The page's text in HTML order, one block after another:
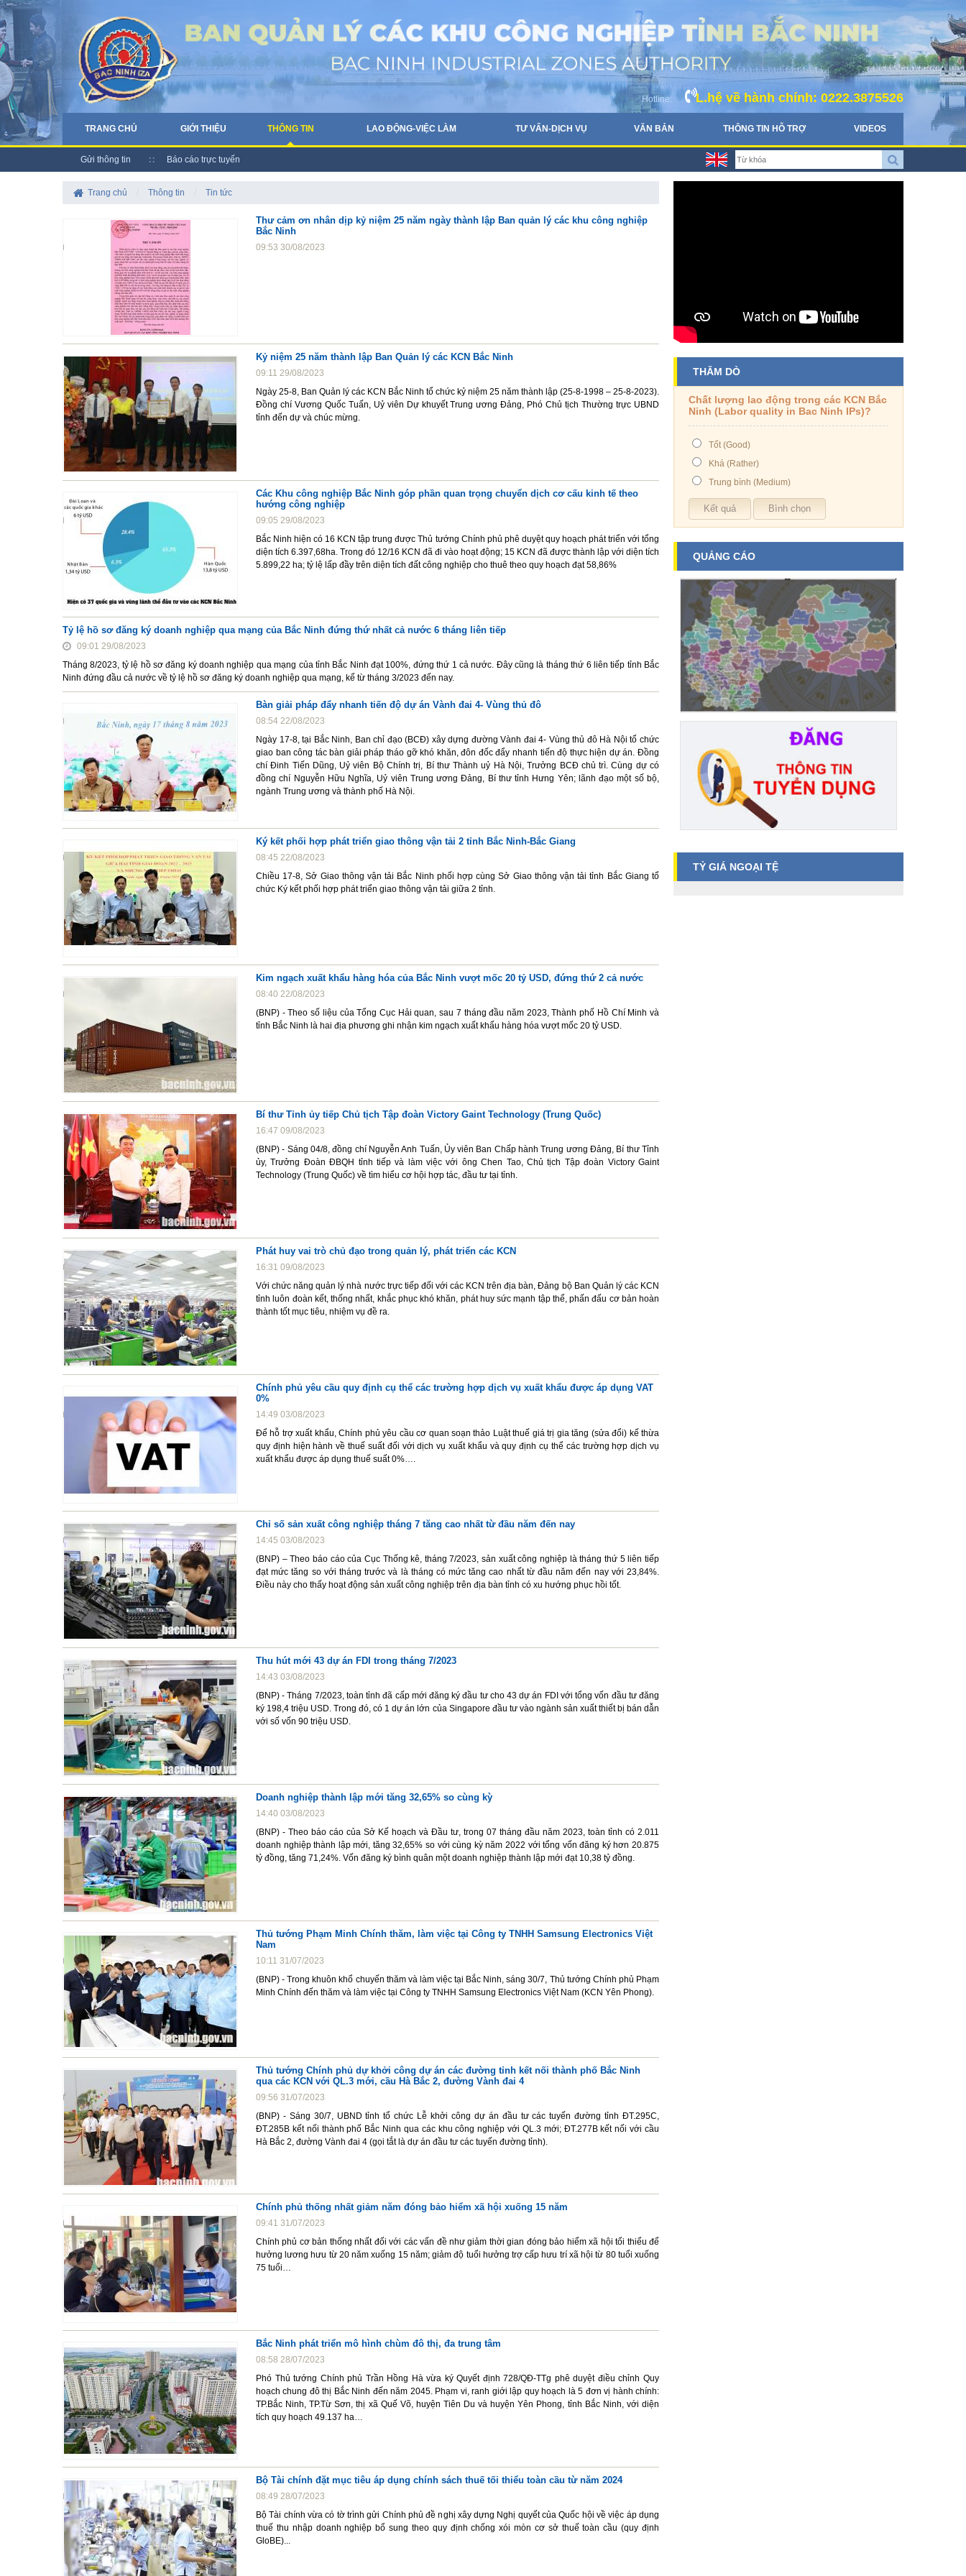
Hotline: L.hệ về hành chính: 0222.3875526
TRANG CHỦ GIỚI THIỆU THÔNG TIN LAO ĐỘNG-VIỆC LÀM TƯ VẤN-DỊCH VỤ VĂN BẢN THÔNG TIN HỖ TRỢ VIDEOS
Gửi thông tin Báo cáo trực tuyến
Trang chủ Thông tin Tin tức
Thư cảm ơn nhân dịp kỷ niệm 25 năm ngày thành lập Ban quản lý các khu công nghiệp
Bắc Ninh
09:53 30/08/2023
Kỷ niệm 25 năm thành lập Ban Quản lý các KCN Bắc Ninh
09:11 29/08/2023
Ngày 25-8, Ban Quản lý các KCN Bắc Ninh tổ chức kỷ niệm 25 năm thành lập (25-8-1998 – 25-8-2023).
Đồng chí Vương Quốc Tuấn, Uỷ viên Dự khuyết Trung ương Đảng, Phó Chủ tịch Thường trực UBND
tỉnh đến dự và chúc mừng.
Các Khu công nghiệp Bắc Ninh góp phần quan trọng chuyển dịch cơ cấu kinh tế theo
hướng công nghiệp
09:05 29/08/2023
Bắc Ninh hiện có 16 KCN tập trung được Thủ tướng Chính phủ phê duyệt quy hoạch phát triển với tổng
diện tích 6.397,68ha. Trong đó 12/16 KCN đã đi vào hoạt động; 15 KCN đã được thành lập với diện tích
5.899,22 ha; tỷ lệ lấp đầy trên diện tích đất công nghiệp cho thuê theo quy hoạch đạt 58,86%
Tỷ lệ hồ sơ đăng ký doanh nghiệp qua mạng của Bắc Ninh đứng thứ nhất cả nước 6 tháng liên tiếp
09:01 29/08/2023
Tháng 8/2023, tỷ lệ hồ sơ đăng ký doanh nghiệp qua mạng của tỉnh Bắc Ninh đạt 100%, đứng thứ 1 cả nước. Đây cũng là tháng thứ 6 liên tiếp tỉnh Bắc
Ninh đứng đầu cả nước về tỷ lệ hồ sơ đăng ký doanh nghiệp qua mạng, kể từ tháng 3/2023 đến nay.
Bàn giải pháp đẩy nhanh tiến độ dự án Vành đai 4- Vùng thủ đô
08:54 22/08/2023
Ngày 17-8, tại Bắc Ninh, Ban chỉ đạo (BCĐ) xây dựng đường Vành đai 4- Vùng thủ đô Hà Nội tổ chức
giao ban công tác bàn giải pháp tháo gỡ khó khăn, đôn đốc đẩy nhanh tiến độ thực hiện dự án. Đồng
chí Đinh Tiến Dũng, Uỷ viên Bộ Chính trị, Bí thư Thành uỷ Hà Nội, Trưởng BCĐ chủ trì. Cùng dự có
đồng chí Nguyễn Hữu Nghĩa, Uỷ viên Trung ương Đảng, Bí thư tỉnh Hưng Yên; lãnh đạo một số bộ,
ngành Trung ương và thành phố Hà Nội.
Ký kết phối hợp phát triển giao thông vận tải 2 tỉnh Bắc Ninh-Bắc Giang
08:45 22/08/2023
Chiều 17-8, Sở Giao thông vận tải Bắc Ninh phối hợp cùng Sở Giao thông vận tải tỉnh Bắc Giang tổ
chức Ký kết phối hợp phát triển giao thông vận tải giữa 2 tỉnh.
Kim ngạch xuất khẩu hàng hóa của Bắc Ninh vượt mốc 20 tỷ USD, đứng thứ 2 cả nước
08:40 22/08/2023
(BNP) - Theo số liệu của Tổng Cục Hải quan, sau 7 tháng đầu năm 2023, Thành phố Hồ Chí Minh và
tỉnh Bắc Ninh là hai địa phương ghi nhận kim ngạch xuất khẩu hàng hóa vượt mốc 20 tỷ USD.
Bí thư Tỉnh ủy tiếp Chủ tịch Tập đoàn Victory Gaint Technology (Trung Quốc)
16:47 09/08/2023
(BNP) - Sáng 04/8, đồng chí Nguyễn Anh Tuấn, Ủy viên Ban Chấp hành Trung ương Đảng, Bí thư Tỉnh
ủy, Trưởng Đoàn ĐBQH tỉnh tiếp và làm việc với ông Chen Tao, Chủ tịch Tập đoàn Victory Gaint
Technology (Trung Quốc) về tìm hiểu cơ hội hợp tác, đầu tư tại tỉnh.
Phát huy vai trò chủ đạo trong quản lý, phát triển các KCN
16:31 09/08/2023
Với chức năng quản lý nhà nước trực tiếp đối với các KCN trên địa bàn, Đảng bộ Ban Quản lý các KCN
tỉnh luôn đoàn kết, thống nhất, khắc phục khó khăn, phát huy sức mạnh tập thể, phấn đấu cơ bản hoàn
thành tốt mục tiêu, nhiệm vụ đề ra.
Chính phủ yêu cầu quy định cụ thể các trường hợp dịch vụ xuất khẩu được áp dụng VAT
0%
14:49 03/08/2023
Để hỗ trợ xuất khẩu, Chính phủ yêu cầu cơ quan soạn thảo Luật thuế giá trị gia tăng (sửa đổi) kế thừa
quy định hiện hành về thuế suất đối với dịch vụ xuất khẩu và quy định cụ thể các trường hợp dịch vụ
xuất khẩu được áp dụng thuế suất 0%….
Chỉ số sản xuất công nghiệp tháng 7 tăng cao nhất từ đầu năm đến nay
14:45 03/08/2023
(BNP) – Theo báo cáo của Cục Thống kê, tháng 7/2023, sản xuất công nghiệp là tháng thứ 5 liên tiếp
đạt mức tăng so với tháng trước và là tháng có mức tăng cao nhất từ đầu năm đến nay với 23,84%.
Điều này cho thấy hoạt động sản xuất công nghiệp trên địa bàn tỉnh có xu hướng phục hồi tốt.
Thu hút mới 43 dự án FDI trong tháng 7/2023
14:43 03/08/2023
(BNP) - Tháng 7/2023, toàn tỉnh đã cấp mới đăng ký đầu tư cho 43 dự án FDI với tổng vốn đầu tư đăng
ký 198,4 triệu USD. Trong đó, có 1 dự án lớn của Singapore đầu tư vào ngành sản xuất thiết bị bán dẫn
với số vốn 90 triệu USD.
Doanh nghiệp thành lập mới tăng 32,65% so cùng kỳ
14:40 03/08/2023
(BNP) - Theo báo cáo của Sở Kế hoạch và Đầu tư, trong 07 tháng đầu năm 2023, toàn tỉnh có 2.011
doanh nghiệp thành lập mới, tăng 32,65% so với cùng kỳ năm 2022 với tổng vốn đăng ký hơn 20.875
tỷ đồng, tăng 71,24%. Vốn đăng ký bình quân một doanh nghiệp thành lập mới đạt 10,38 tỷ đồng.
Thủ tướng Phạm Minh Chính thăm, làm việc tại Công ty TNHH Samsung Electronics Việt
Nam
10:11 31/07/2023
(BNP) - Trong khuôn khổ chuyến thăm và làm việc tại Bắc Ninh, sáng 30/7, Thủ tướng Chính phủ Phạm
Minh Chính đến thăm và làm việc tại Công ty TNHH Samsung Electronics Việt Nam (KCN Yên Phong).
Thủ tướng Chính phủ dự khởi công dự án các đường tỉnh kết nối thành phố Bắc Ninh
qua các KCN với QL.3 mới, cầu Hà Bắc 2, đường Vành đai 4
09:56 31/07/2023
(BNP) - Sáng 30/7, UBND tỉnh tổ chức Lễ khởi công dự án đầu tư các tuyến đường tỉnh ĐT.295C,
ĐT.285B kết nối thành phố Bắc Ninh qua các khu công nghiệp với QL.3 mới; ĐT.277B kết nối với cầu
Hà Bắc 2, đường Vành đai 4 (gọi tắt là dự án đầu tư các tuyến đường tỉnh).
Chính phủ thống nhất giảm năm đóng bảo hiểm xã hội xuống 15 năm
09:41 31/07/2023
Chính phủ cơ bản thống nhất đối với các vấn đề như giảm thời gian đóng bảo hiểm xã hội tối thiểu để
hưởng lương hưu từ 20 năm xuống 15 năm; giảm độ tuổi hưởng trợ cấp hưu trí xã hội từ 80 tuổi xuống
75 tuổi…
Bắc Ninh phát triển mô hình chùm đô thị, đa trung tâm
08:58 28/07/2023
Phó Thủ tướng Chính phủ Trần Hồng Hà vừa ký Quyết định 728/QĐ-TTg phê duyệt điều chỉnh Quy
hoạch chung đô thị Bắc Ninh đến năm 2045. Phạm vi, ranh giới lập quy hoạch là 5 đơn vị hành chính:
TP.Bắc Ninh, TP.Từ Sơn, thị xã Quế Võ, huyện Tiên Du và huyện Yên Phong, tỉnh Bắc Ninh, với diện
tích quy hoạch 49.137 ha…
Bộ Tài chính đặt mục tiêu áp dụng chính sách thuế tối thiểu toàn cầu từ năm 2024
08:49 28/07/2023
Bộ Tài chính vừa có tờ trình gửi Chính phủ đề nghị xây dựng Nghị quyết của Quốc hội về việc áp dụng
thuế thu nhập doanh nghiệp bổ sung theo quy định chống xói mòn cơ sở thuế toàn cầu (quy định
GloBE)...
THĂM DÒ
Chất lượng lao động trong các KCN Bắc
Ninh (Labor quality in Bac Ninh IPs)?
Tốt (Good)
Khá (Rather)
Trung bình (Medium)
QUẢNG CÁO
TỶ GIÁ NGOẠI TỆ